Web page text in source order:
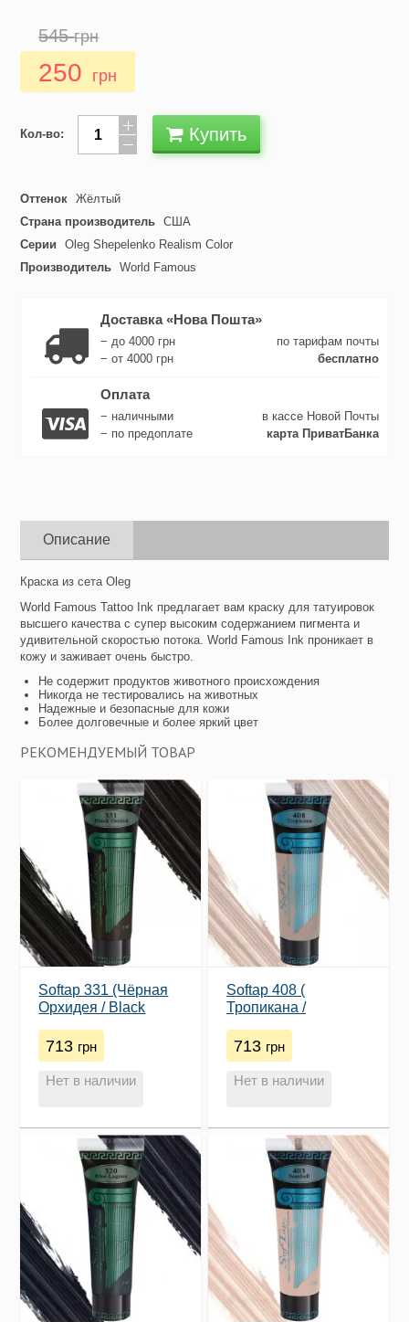
545грн
250 грн
Кол-во: Купить
Оттенок Жёлтый
Страна производитель США
Серии
Oleg Shepelenko Realism Color
Производитель World Famous
Доставка «Нова Пошта»
− до 4000 грн
по тарифам почты
− от 4000 грн
бесплатно
Оплата
− наличными
в кассе Новой Почты
− по предоплате
карта ПриватБанка
Описание
Краска из сета Oleg
World Famous Tattoo Ink предлагает вам краску для татуировок
высшего качества с супер высоким содержанием пигмента и
удивительной скоростью потока. World Famous Ink проникает в
кожу и заживает очень быстро.
Не содержит продуктов животного происхождения
Никогда не тестировались на животных
Надежные и безопасные для кожи
Более долговечные и более яркий цвет
РЕКОМЕНДУЕМЫЙ ТОВАР
Softap 331 (Чёрная
Орхидея / Black
713 грн
Нет в наличии
Softap 408 (​
Тропикана /
713 грн
Нет в наличии